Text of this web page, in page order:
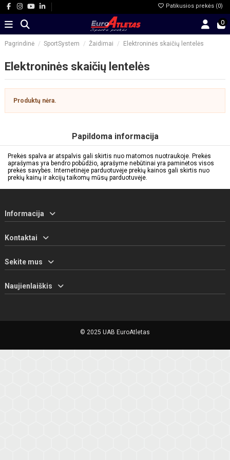
Patikusios prekės (0)
0
Pagrindinė SportSystem Žaidimai Elektroninės skaičių lentelės
Elektroninės skaičių lentelės
Produktų nėra.
Papildoma informacija
Prekės spalva ar atspalvis gali skirtis nuo matomos nuotraukoje. Prekės
aprašymas yra bendro pobūdžio, aprašyme nebūtinai yra paminėtos visos
prekės savybės. Internetinėje parduotuvėje prekių kainos gali skirtis nuo
prekių kainų ir akcijų taikomų mūsų parduotuvėje.
Informacija
Kontaktai
Sekite mus
Naujienlaiškis
© 2025 UAB EuroAtletas